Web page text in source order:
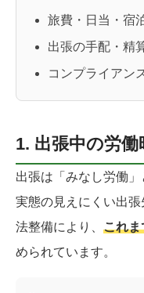
旅費・日当・宿
出張の手配・精
コンプライアン
1. 出張中の労働
出張は「みなし労働」
実態の見えにくい出
法整備により、 これま
められています。